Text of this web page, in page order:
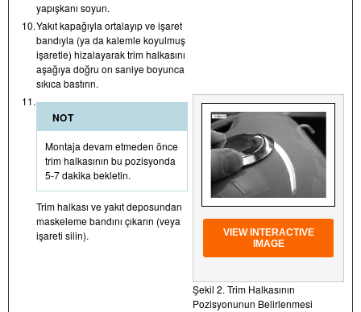
yapışkanı soyun.
10.Yakıt kapağıyla ortalayıp ve işaret
bandıyla (ya da kalemle koyulmuş
işaretle) hizalayarak trim halkasını
aşağıya doğru on saniye boyunca
sıkıca bastırın.
11.
NOT
Montaja devam etmeden önce
trim halkasının bu pozisyonda
5-7 dakika bekletin.
Trim halkası ve yakıt deposundan
maskeleme bandını çıkarın (veya
işareti silin).
VIEW INTERACTIVE
IMAGE
Şekil 2. Trim Halkasının
Pozisyonunun Belirlenmesi